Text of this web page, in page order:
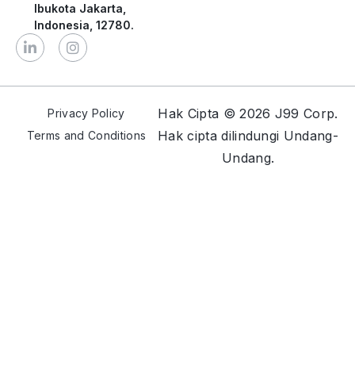
Ibukota Jakarta,
Indonesia, 12780.
Hak Cipta © 2026 J99 Corp.
Hak cipta dilindungi Undang-
Undang.
Privacy Policy
Terms and Conditions